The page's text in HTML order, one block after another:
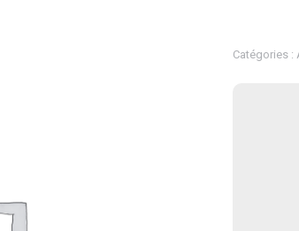
Catégories :